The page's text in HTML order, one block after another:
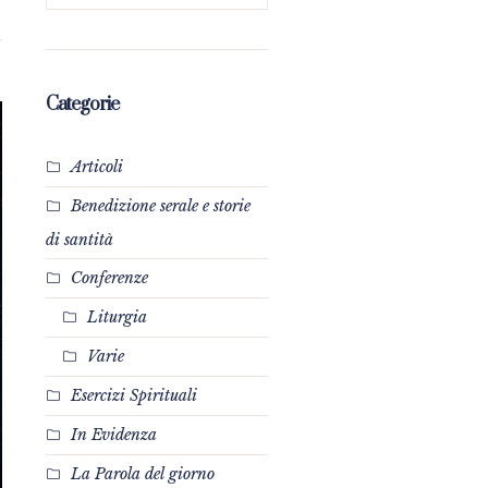
Categorie
Articoli
Benedizione serale e storie
di santità
Conferenze
Liturgia
Varie
Esercizi Spirituali
In Evidenza
La Parola del giorno